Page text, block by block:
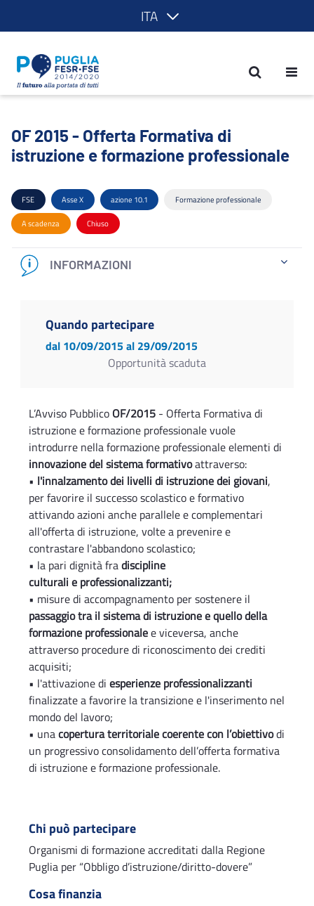
ITA
OF 2015 - Offerta Formativa di
OF 2015 - Offerta Formativa di
istruzione e formazione professionale
FSE Asse X azione 10.1 Formazione professionale
A scadenza Chiuso
INFORMAZIONI
Quando partecipare
dal 10/09/2015al 29/09/2015
Opportunità scaduta
L’Avviso Pubblico OF/2015 - Offerta Formativa di
istruzione e formazione professionale vuole
introdurre nella formazione professionale elementi di
innovazione del sistema formativoattraverso:
• l'innalzamento dei livelli di istruzione dei giovani,
per favorire il successo scolastico e formativo
attivando azioni anche parallele e complementari
all'offerta di istruzione, volte a prevenire e
contrastare l'abbandono scolastico;
• la pari dignità fradiscipline
culturali e professionalizzanti;
• misure di accompagnamento per sostenere il
passaggio tra il sistema di istruzione e quello della
formazione professionalee viceversa, anche
attraverso procedure di riconoscimento dei crediti
acquisiti;
• l'attivazione di esperienze professionalizzanti
finalizzate a favorire la transizione e l'inserimento nel
mondo del lavoro;
• unacopertura territoriale coerente con l’obiettivodi
un progressivo consolidamento dell’offerta formativa
di istruzione e formazione professionale.
Chi può partecipare
Organismi di formazione accreditati dalla Regione
Puglia per “Obbligo d’istruzione/diritto-dovere”
Cosa finanzia